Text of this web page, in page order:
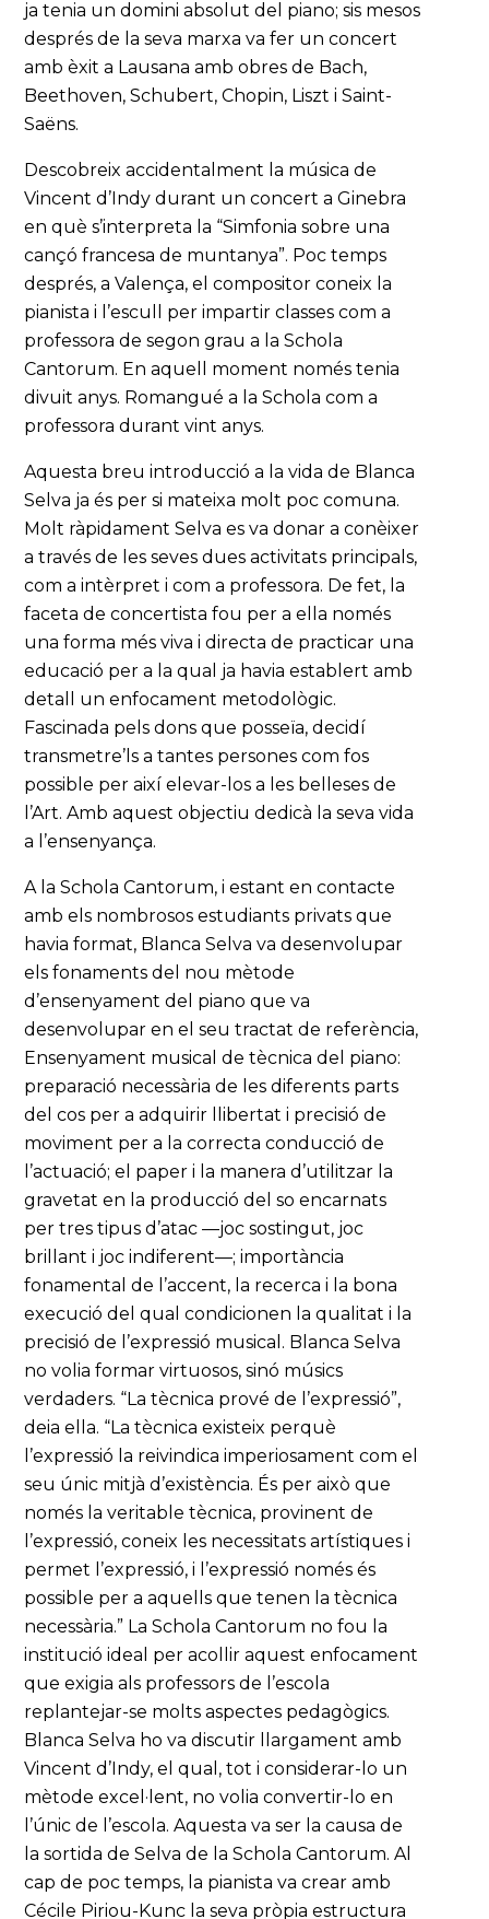
ja tenia un domini absolut del piano; sis mesos
després de la seva marxa va fer un concert
amb èxit a Lausana amb obres de Bach,
Beethoven, Schubert, Chopin, Liszt i Saint-
Saëns.
Descobreix accidentalment la música de
Vincent d’Indy durant un concert a Ginebra
en què s’interpreta la “Simfonia sobre una
cançó francesa de muntanya”. Poc temps
després, a Valença, el compositor coneix la
pianista i l’escull per impartir classes com a
professora de segon grau a la Schola
Cantorum. En aquell moment només tenia
divuit anys. Romangué a la Schola com a
professora durant vint anys.
Aquesta breu introducció a la vida de Blanca
Selva ja és per si mateixa molt poc comuna.
Molt ràpidament Selva es va donar a conèixer
a través de les seves dues activitats principals,
com a intèrpret i com a professora. De fet, la
faceta de concertista fou per a ella només
una forma més viva i directa de practicar una
educació per a la qual ja havia establert amb
detall un enfocament metodològic.
Fascinada pels dons que posseïa, decidí
transmetre’ls a tantes persones com fos
possible per així elevar-los a les belleses de
l’Art. Amb aquest objectiu dedicà la seva vida
a l’ensenyança.
A la Schola Cantorum, i estant en contacte
amb els nombrosos estudiants privats que
havia format, Blanca Selva va desenvolupar
els fonaments del nou mètode
d’ensenyament del piano que va
desenvolupar en el seu tractat de referència,
Ensenyament musical de tècnica del piano:
preparació necessària de les diferents parts
del cos per a adquirir llibertat i precisió de
moviment per a la correcta conducció de
l’actuació; el paper i la manera d’utilitzar la
gravetat en la producció del so encarnats
per tres tipus d’atac —joc sostingut, joc
brillant i joc indiferent—; importància
fonamental de l’accent, la recerca i la bona
execució del qual condicionen la qualitat i la
precisió de l’expressió musical. Blanca Selva
no volia formar virtuosos, sinó músics
verdaders. “La tècnica prové de l’expressió”,
deia ella. “La tècnica existeix perquè
l’expressió la reivindica imperiosament com el
seu únic mitjà d’existència. És per això que
només la veritable tècnica, provinent de
l’expressió, coneix les necessitats artístiques i
permet l’expressió, i l’expressió només és
possible per a aquells que tenen la tècnica
necessària.” La Schola Cantorum no fou la
institució ideal per acollir aquest enfocament
que exigia als professors de l’escola
replantejar-se molts aspectes pedagògics.
Blanca Selva ho va discutir llargament amb
Vincent d’Indy, el qual, tot i considerar-lo un
mètode excel·lent, no volia convertir-lo en
l’únic de l’escola. Aquesta va ser la causa de
la sortida de Selva de la Schola Cantorum. Al
cap de poc temps, la pianista va crear amb
Cécile Piriou-Kunc la seva pròpia estructura